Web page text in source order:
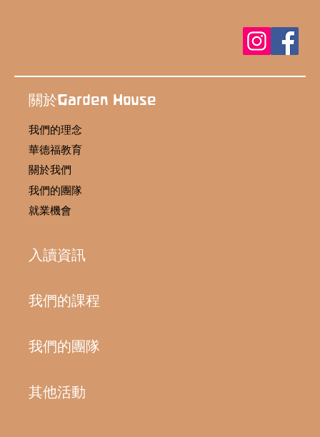
在自然環境學習的8個好處 讓孩子健康地
探索與成長
關於Garden House
我們的理念
華德福教育
關於我們
我們的團隊
就業機會
入讀資訊
我們的課程
我們的團隊
其他活動